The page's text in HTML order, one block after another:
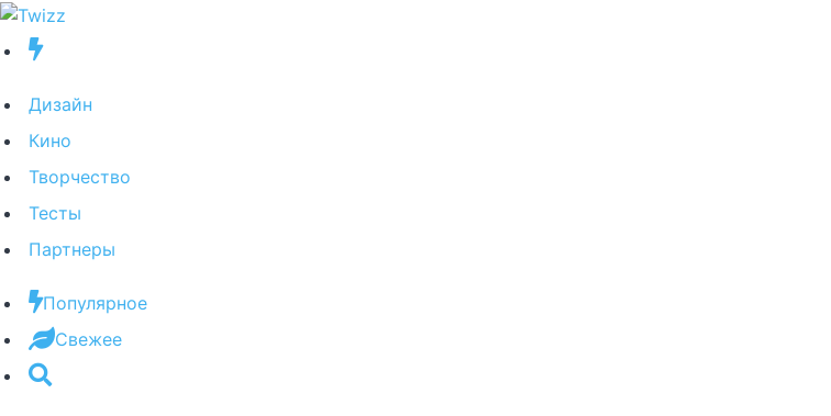
Дизайн
Кино
Творчество
Тесты
Партнеры
Популярное
Свежее